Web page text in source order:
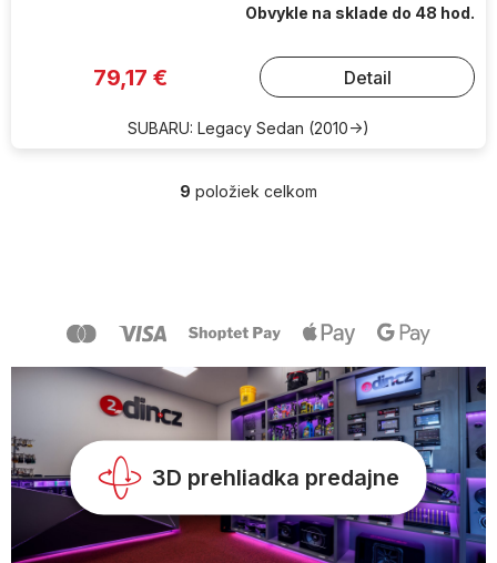
Obvykle na sklade do 48 hod.
79,17 € Detail
SUBARU: Legacy Sedan (2010->)
O
c
e
p
r
v
y
ý
p
9 položiek celkom
3D prehliadka predajne